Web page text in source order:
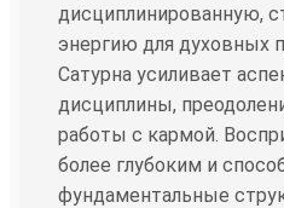
дисциплинированную,
энергию для духовных
Сатурна усиливает
дисциплины,
работы с кармой.
более глубоким и
фундаментальные